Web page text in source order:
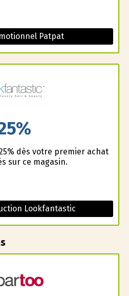
Patpat
dès votre premier achat
sur ce magasin.
Lookfantastic